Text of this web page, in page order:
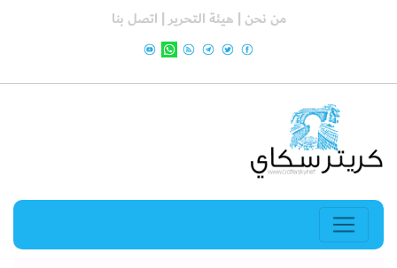
من نحن | هيئة التحرير | اتصل بنا